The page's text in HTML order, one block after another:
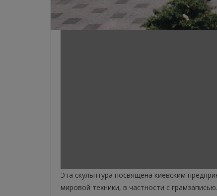
Эта скульптура посвящена киевским
мировой техники, в частности с грамзаписью.